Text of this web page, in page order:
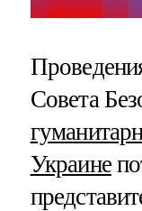
Совета
Украине